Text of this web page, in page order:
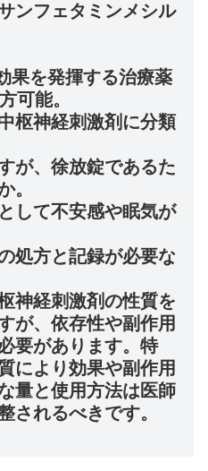
ンフェタミンメシル
果を発揮する治療薬
可能。
枢神経刺激剤に分類
が、徐放錠であるた
。
して不安感や眠気が
処方と記録が必要な
神経刺激剤の性質を
が、依存性や副作用
要があります。特
により効果や副作用
量と使用方法は医師
されるべきです。